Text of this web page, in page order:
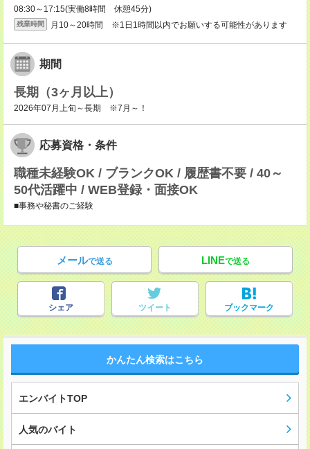
08:30～17:15(実働8時間 休憩45分)
残業時間 月10～20時間 ※1日1時間以内でお願いする可能性があります
期間
長期（3ヶ月以上）
2026年07月上旬～長期 ※7月～！
応募資格・条件
職種未経験OK / ブランクOK / 履歴書不要 / 40～
50代活躍中 / WEB登録・面接OK
■事務や秘書のご経験
メールで送る LINEで送る
シェア ツイート ブックマーク
かんたん検索はこちら
エンバイトTOP
人気のバイト